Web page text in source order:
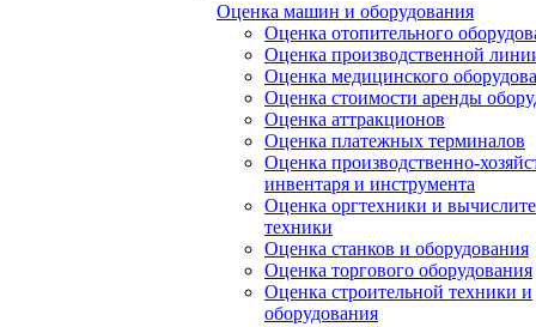
Оценка машин и оборудования
Оценка отопительного
Оценка производственной
Оценка медицинского
Оценка стоимости аренды
Оценка аттракционов
Оценка платежных терминалов
Оценка производственно-
инвентаря и инструмента
Оценка оргтехники и
техники
Оценка станков и оборудования
Оценка торгового оборудования
Оценка строительной техники и
оборудования